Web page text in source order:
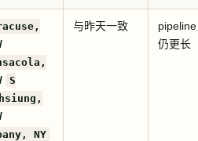
/
/
S
/
NY
与昨天一致
pipeline
仍更长